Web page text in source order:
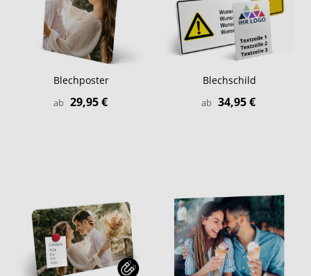
Blechposter
ab 29,95 €
Blechschild
ab 34,95 €